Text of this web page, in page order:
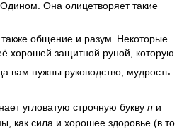
Она олицетворяет такие
общение и разум. Некоторые
хорошей защитной руной, которую
вам нужны руководство, мудрость
угловатую строчную букву n и
как сила и хорошее здоровье (в то